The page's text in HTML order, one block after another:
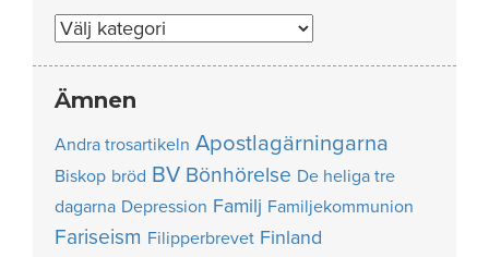
Nummer
Ämnen
Andra trosartikeln Apostlagärningarna
Biskop bröd BV Bönhörelse De heliga tre
dagarna Depression Familj Familjekommunion
Fariseism Filipperbrevet Finland